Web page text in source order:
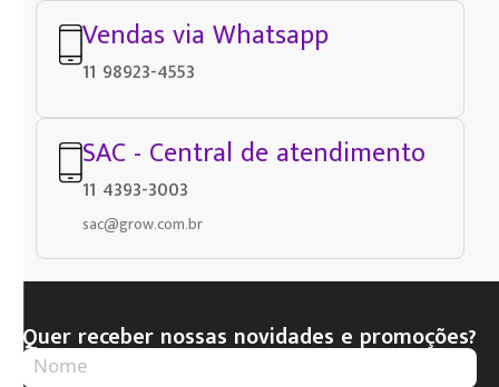
Vendas via Whatsapp
11 98923-4553
SAC - Central de atendimento
11 4393-3003
sac@grow.com.br
Quer receber nossas novidades e promoções?